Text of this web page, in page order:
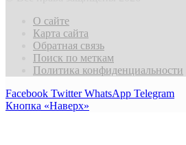
О сайте
Карта сайта
Обратная связь
Поиск по меткам
Политика конфиденциальности
Facebook Twitter WhatsApp Telegram
Кнопка «Наверх»